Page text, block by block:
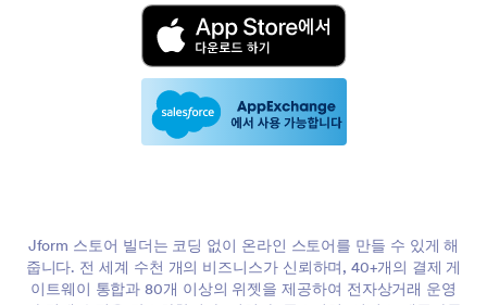
Jform 스토어 빌더는 코딩 없이 온라인 스토어를 만들 수 있게 해
줍니다. 전 세계 수천 개의 비즈니스가 신뢰하며, 40+개의 결제 게
이트웨이 통합과 80개 이상의 위젯을 제공하여 전자상거래 운영